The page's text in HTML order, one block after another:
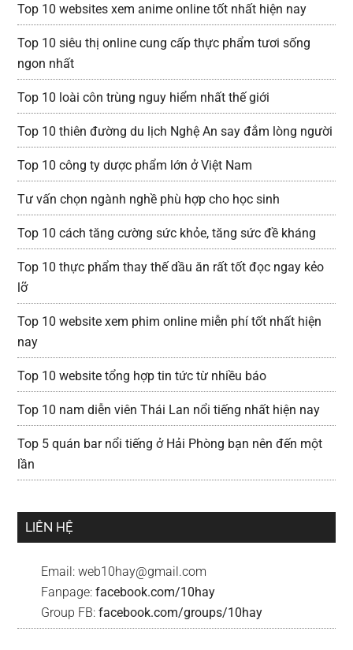
Top 10 websites xem anime online tốt nhất hiện nay
Top 10 siêu thị online cung cấp thực phẩm tươi sống
ngon nhất
Top 10 loài côn trùng nguy hiểm nhất thế giới
Top 10 thiên đường du lịch Nghệ An say đắm lòng người
Top 10 công ty dược phẩm lớn ở Việt Nam
Tư vấn chọn ngành nghề phù hợp cho học sinh
Top 10 cách tăng cường sức khỏe, tăng sức đề kháng
Top 10 thực phẩm thay thế dầu ăn rất tốt đọc ngay kẻo
lỡ
Top 10 website xem phim online miễn phí tốt nhất hiện
nay
Top 10 website tổng hợp tin tức từ nhiều báo
Top 10 nam diễn viên Thái Lan nổi tiếng nhất hiện nay
Top 5 quán bar nổi tiếng ở Hải Phòng bạn nên đến một
lần
LIÊN HỆ
Email:web10hay@gmail.com
Fanpage:facebook.com/10hay
Group FB:facebook.com/groups/10hay